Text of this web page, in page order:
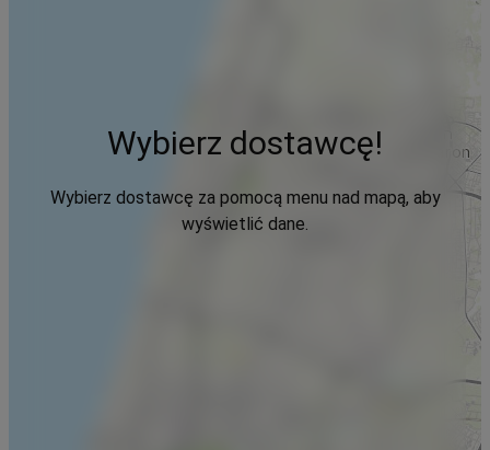
Wybierz dostawcę!
Wybierz dostawcę za pomocą menu nad mapą, aby
wyświetlić dane.